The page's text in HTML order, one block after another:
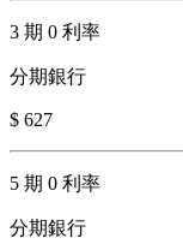
3 期 0 利率
分期銀行
$ 627
5 期 0 利率
分期銀行